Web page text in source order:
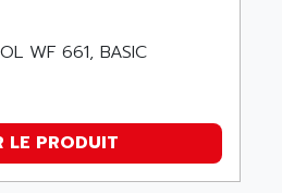
WF 661, BASIC
LE PRODUIT